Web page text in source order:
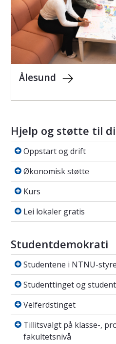
Ålesund
Hjelp og støtte til
Oppstart og drift
Oppstart og drift
Økonomisk støtte
Økonomisk støtte
KursKurs
Lei lokaler gratis
Lei lokaler gratis
Studentdemokrati
Studentene i NTNU-
Studentene i NTNU-
Studenttinget og
Studenttinget og
Velferdstinget
Velferdstinget
Tillitsvalgt på klasse-
Tillitsvalgt på klasse-,
fakultetsnivå